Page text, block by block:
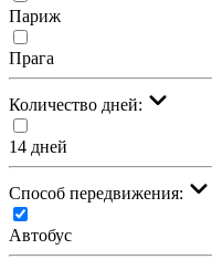
Париж
Прага
Количество дней:
14 дней
Cпособ передвижения:
Автобус